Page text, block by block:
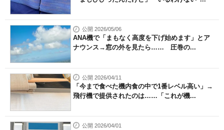
公開 2026/05/06
ANA機で「まもなく高度を下げ始めます」とア
ナウンス→窓の外を見たら…… 圧巻の...
公開 2026/04/11
「今まで食べた機内食の中で1番レベル高い」→
飛行機で提供されたのは……「これが機...
公開 2026/04/01